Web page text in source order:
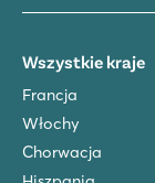
Wszystkie kraje
Francja
Włochy
Chorwacja